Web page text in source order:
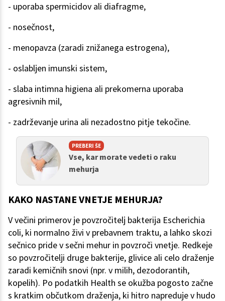
- uporaba spermicidov ali diafragme,
- nosečnost,
- menopavza (zaradi znižanega estrogena),
- oslabljen imunski sistem,
- slaba intimna higiena ali prekomerna uporaba
agresivnih mil,
- zadrževanje urina ali nezadostno pitje tekočine.
PREBERI ŠE
Vse, kar morate vedeti o raku
mehurja
KAKO NASTANE VNETJE MEHURJA?
V večini primerov je povzročitelj bakterija Escherichia
coli, ki normalno živi v prebavnem traktu, a lahko skozi
sečnico pride v sečni mehur in povzroči vnetje. Redkeje
so povzročitelji druge bakterije, glivice ali celo draženje
zaradi kemičnih snovi (npr. v milih, dezodorantih,
kopelih). Po podatkih Health se okužba pogosto začne
s kratkim občutkom draženja, ki hitro napreduje v hudo